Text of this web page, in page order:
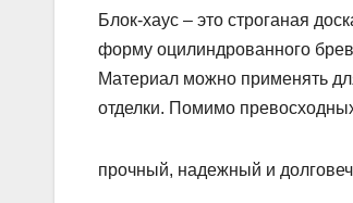
Блок-хаус – это строганая
форму оцилиндрованного
Материал можно применять
отделки. Помимо
прочный, надежный и